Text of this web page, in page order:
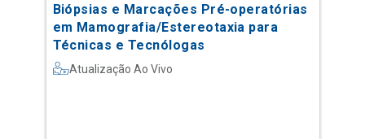
Biópsias e Marcações Pré-operatórias
em Mamografia/Estereotaxia para
Técnicas e Tecnólogas
Atualização Ao Vivo